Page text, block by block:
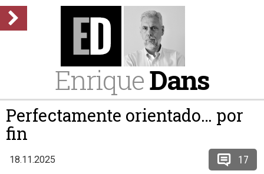
EnriqueDans
Perfectamente orientado… por
fin
18.11.2025 17